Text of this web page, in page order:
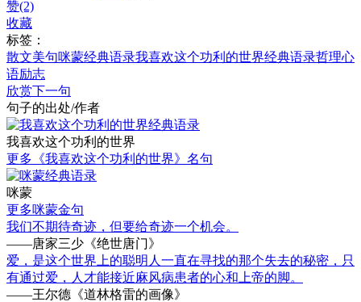
赞(2)
收藏
标签：
散文美句咪蒙经典语录我喜欢这个功利的世界经典语录哲理心
语励志
欣赏下一句
句子的出处/作者
我喜欢这个功利的世界
更多《我喜欢这个功利的世界》名句
咪蒙
更多咪蒙金句
我们不期待奇迹，但要给奇迹一个机会。
——唐家三少《绝世唐门》
爱，是这个世界上的聪明人一直在寻找的那个失去的秘密，只
有通过爱，人才能接近麻风病患者的心和上帝的脚。
——王尔德《道林格雷的画像》